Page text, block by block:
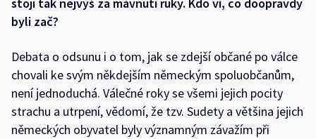
stojí tak nejvýš za mávnutí ruky. Kdo ví, co doopravdy
byli zač?
Debata o odsunu i o tom, jak se zdejší občané po válce
chovali ke svým někdejším německým spoluobčanům,
není jednoduchá. Válečné roky se všemi jejich pocity
strachu a utrpení, vědomí, že tzv. Sudety a většina jejich
německých obyvatel byly významným závažím při